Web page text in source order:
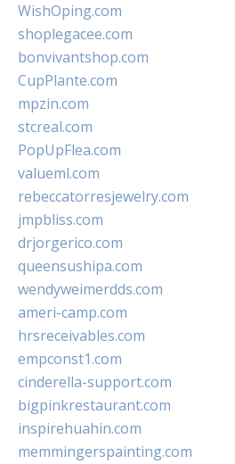
WishOping.com
shoplegacee.com
bonvivantshop.com
CupPlante.com
mpzin.com
stcreal.com
PopUpFlea.com
valueml.com
rebeccatorresjewelry.com
jmpbliss.com
drjorgerico.com
queensushipa.com
wendyweimerdds.com
ameri-camp.com
hrsreceivables.com
empconst1.com
cinderella-support.com
bigpinkrestaurant.com
inspirehuahin.com
memmingerspainting.com